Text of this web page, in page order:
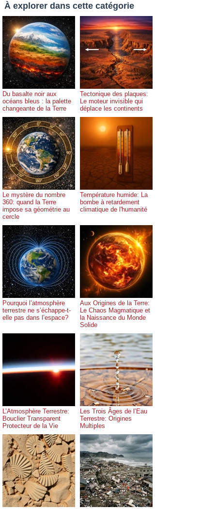
À explorer dans cette catégorie
Du basalte noir aux
océans bleus : la palette
changeante de la Terre
Tectonique des plaques:
Le moteur invisible qui
déplace les continents
Le mystère du nombre
360: quand la Terre
impose sa géométrie au
cercle
Température humide: La
bombe à retardement
climatique de l'humanité
Pourquoi l’atmosphère
terrestre ne s’échappe-t-
elle pas dans l’espace?
Aux Origines de la Terre:
Le Chaos Magmatique et
la Naissance du Monde
Solide
L’Atmosphère Terrestre:
Bouclier Transparent
Protecteur de la Vie
Les Trois Âges de l’Eau
Terrestre: Origines
Multiples